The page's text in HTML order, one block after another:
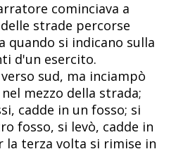
cominciava a
strade percorse
quando si indicano sulla
d'un esercito.
sud, ma inciampò
mezzo della strada;
cadde in un fosso; si
fosso, si levò, cadde in
la terza volta si rimise in